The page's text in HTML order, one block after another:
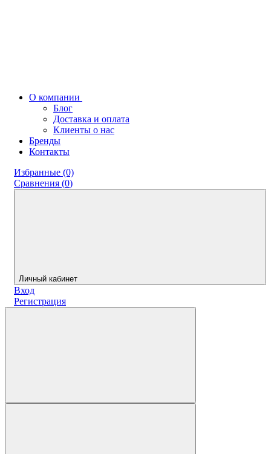
О компании
Блог
Доставка и оплата
Клиенты о нас
Бренды
Контакты
Избранные (0)
Сравнения (0)
Личный кабинет
Вход
Регистрация